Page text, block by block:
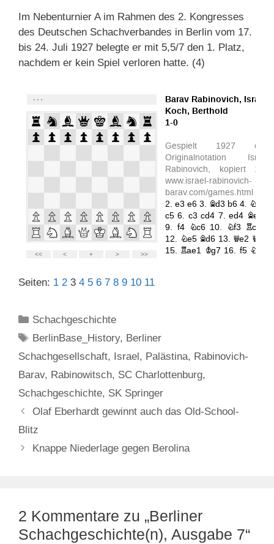
Im Nebenturnier A im Rahmen des 2. Kongresses
des Deutschen Schachverbandes in Berlin vom 17.
bis 24. Juli 1927 belegte er mit 5,5/7 den 1. Platz,
nachdem er kein Spiel verloren hatte. (4)
Seiten: 1 2 3 4 5 6 7 8 9 10 11
Kategorien
Schachgeschichte
Schlagwörter
BerlinBase_History, Berliner
Schachgesellschaft, Israel , Palästina, Rabinovich-
Barav, Rabinowitsch, SC Charlottenburg,
Schachgeschichte, SK Springer
Olaf Eberhardt gewinnt auch das Old-School-
Blitz
Knappe Niederlage gegen Berolina
2 Kommentare zu „Berliner
Schachgeschichte(n), Ausgabe 7“